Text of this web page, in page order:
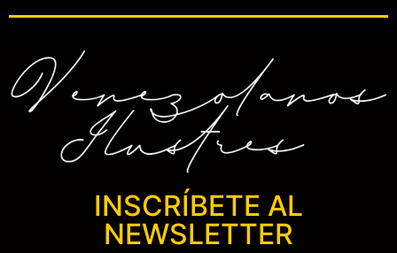
INSCRÍBETE AL
NEWSLETTER